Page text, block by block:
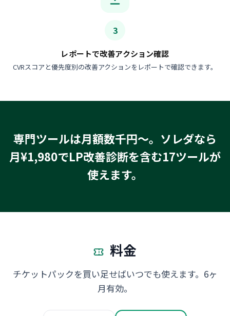
3
レポートで改善アクション確認
CVRスコアと優先度別の改善アクションをレポートで確認できます。
専門ツールは月額数千円〜。ソレダなら
月¥1,980でLP改善診断を含む17ツールが
使えます。
料金
チケットパックを買い足せばいつでも使えます。6ヶ
月有効。